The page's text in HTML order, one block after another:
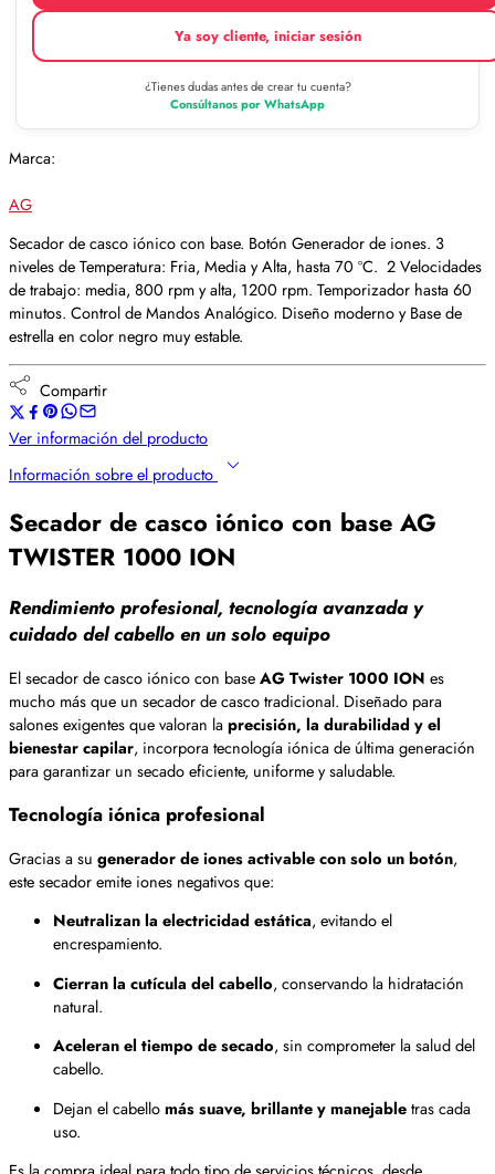
Ya soy cliente, iniciar sesión
¿Tienes dudas antes de crear tu cuenta?
Consúltanos por WhatsApp
Marca:
AG
Secador de casco iónico con base. Botón Generador de iones. 3
niveles de Temperatura: Fria, Media y Alta, hasta 70 ºC. 2 Velocidades
de trabajo: media, 800 rpm y alta, 1200 rpm. Temporizador hasta 60
minutos. Control de Mandos Analógico. Diseño moderno y Base de
estrella en color negro muy estable.
Compartir
Ver información del producto
Información sobre el producto
Secador de casco iónico con base AG
TWISTER 1000 ION
Rendimiento profesional, tecnología avanzada y
cuidado del cabello en un solo equipo
El secador de casco iónico con baseAG Twister 1000 ION es
mucho más que un secador de casco tradicional. Diseñado para
salones exigentes que valoran laprecisión, la durabilidad y el
bienestar capilar, incorpora tecnología iónica de última generación
para garantizar un secado eficiente, uniforme y saludable.
Tecnología iónica profesional
Gracias a su generador de iones activable con solo un botón,
este secador emite iones negativos que:
Neutralizan la electricidad estática, evitando el
encrespamiento.
Cierran la cutícula del cabello, conservando la hidratación
natural.
Aceleran el tiempo de secado, sin comprometer la salud del
cabello.
Dejan el cabellomás suave, brillante y manejabletras cada
uso.